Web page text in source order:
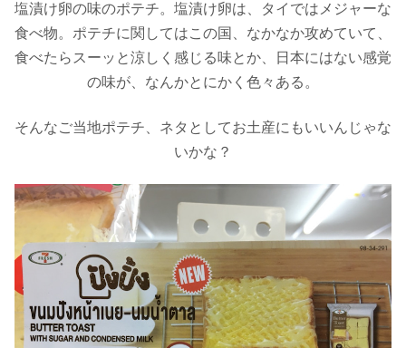
塩漬け卵の味のポテチ。塩漬け卵は、タイではメジャーな
食べ物。ポテチに関してはこの国、なかなか攻めていて、
食べたらスーッと涼しく感じる味とか、日本にはない感覚
の味が、なんかとにかく色々ある。
そんなご当地ポテチ、ネタとしてお土産にもいいんじゃな
いかな？